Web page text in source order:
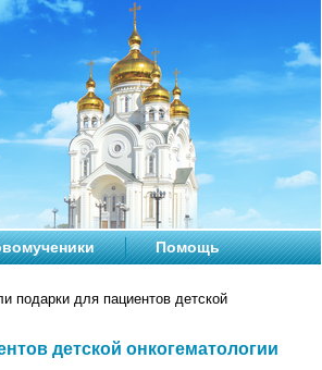
Помощь
подарки для пациентов детской
детской онкогематологии